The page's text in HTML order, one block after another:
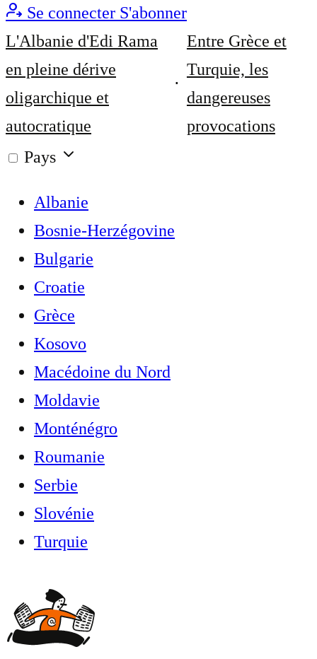
Se connecter S'abonner
L'Albanie d'Edi Rama
en pleine dérive
oligarchique et
autocratique
Entre Grèce et
Turquie, les
dangereuses
provocations
Pays
Albanie
Bosnie-Herzégovine
Bulgarie
Croatie
Grèce
Kosovo
Macédoine du Nord
Moldavie
Monténégro
Roumanie
Serbie
Slovénie
Turquie